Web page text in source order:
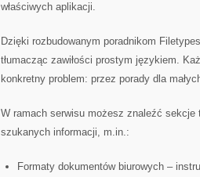
właściwych aplikacji.
Dzięki rozbudowanym poradnikom
tłumacząc zawiłości prostym językiem.
konkretny problem: przez porady dla
W ramach serwisu możesz znaleźć
szukanych informacji, m.in.:
Formaty dokumentów biurowych –